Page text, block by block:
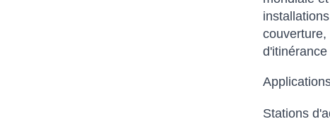
Stations